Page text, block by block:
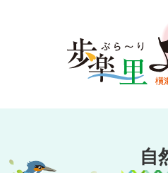
文
キ
フォト
自